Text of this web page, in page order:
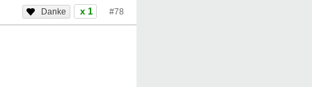
x 1 #78